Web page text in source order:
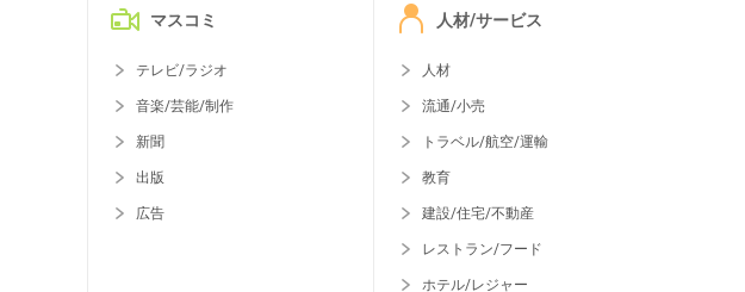
マスコミ
テレビ/ラジオ
音楽/芸能/制作
新聞
出版
広告
人材/サービス
人材
流通/小売
トラベル/航空/運輸
教育
建設/住宅/不動産
レストラン/フード
ホテル/レジャー